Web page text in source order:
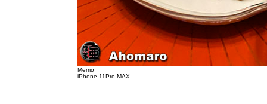
Memo
iPhone 11Pro MAX